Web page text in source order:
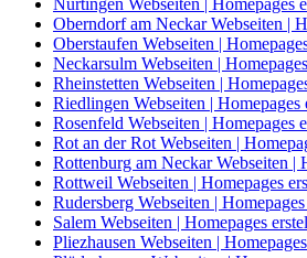
Nürtingen Webseiten | Homepages
Oberndorf am Neckar Webseiten |
Oberstaufen Webseiten |
Neckarsulm Webseiten |
Rheinstetten Webseiten |
Riedlingen Webseiten | Homepages
Rosenfeld Webseiten | Homepages
Rot an der Rot Webseiten |
Rottenburg am Neckar Webseiten |
Rottweil Webseiten | Homepages
Rudersberg Webseiten |
Salem Webseiten | Homepages
Pliezhausen Webseiten |